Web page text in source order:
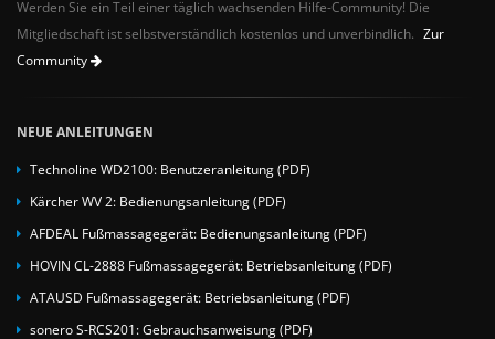
Werden Sie ein Teil einer täglich wachsenden Hilfe-Community! Die
Mitgliedschaft ist selbstverständlich kostenlos und unverbindlich. Zur
Community
NEUE ANLEITUNGEN
Technoline WD2100: Benutzeranleitung (PDF)
Kärcher WV 2: Bedienungsanleitung (PDF)
AFDEAL Fußmassagegerät: Bedienungsanleitung (PDF)
HOVIN CL-2888 Fußmassagegerät: Betriebsanleitung (PDF)
ATAUSD Fußmassagegerät: Betriebsanleitung (PDF)
sonero S-RCS201: Gebrauchsanweisung (PDF)